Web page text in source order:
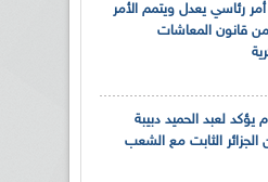
رئاسي يعدل ويتمم الأمر
قانون المعاشات
يؤكد لعبد الحميد دبيبة
الثابت مع الشعب